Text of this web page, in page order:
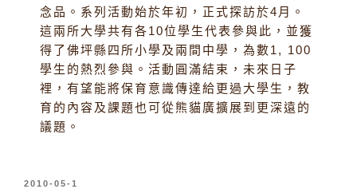
念品。系列活動始於年初，正式探訪於4月。
這兩所大學共有各10位學生代表參與此，並獲
得了佛坪縣四所小學及兩間中學，為數1, 100
學生的熱烈參與。活動圓滿結束，未來日子
裡，有望能將保育意識傳達給更過大學生，教
育的內容及課題也可從熊貓廣擴展到更深遠的
議題。
發
2010-05-1